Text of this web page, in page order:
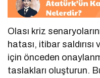
Olası kriz
hatası, itibar
için önceden
taslakları oluşturun.